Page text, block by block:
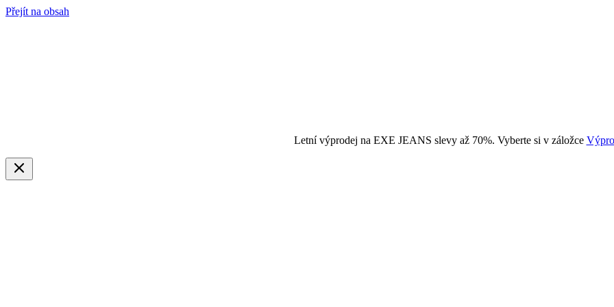
Přejít na obsah
Letní výprodej na EXE JEANS slevy až 70%. Vyberte si v záložce